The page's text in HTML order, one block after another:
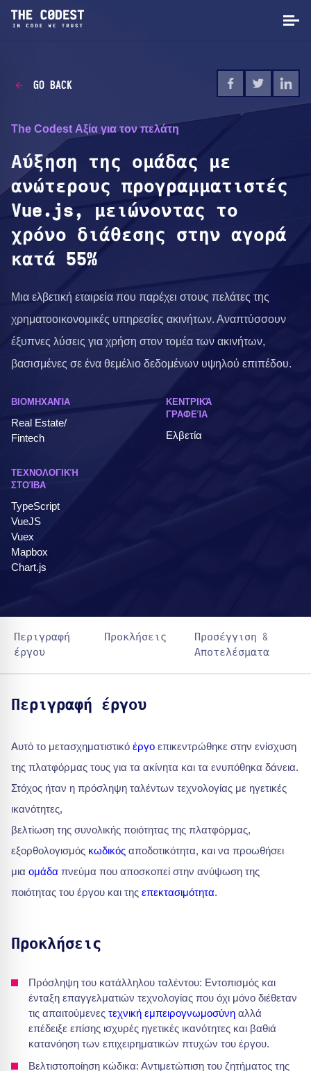
GO BACK
The Codest Αξία για τον πελάτη
Αύξηση της ομάδας με
ανώτερους προγραμματιστές
Vue.js, μειώνοντας το
χρόνο διάθεσης στην αγορά
κατά 55%
Μια ελβετική εταιρεία που παρέχει στους πελάτες της
χρηματοοικονομικές υπηρεσίες ακινήτων. Αναπτύσσουν
έξυπνες λύσεις για χρήση στον τομέα των ακινήτων,
βασισμένες σε ένα θεμέλιο δεδομένων υψηλού επιπέδου.
ΒΙΟΜΗΧΑΝΊΑ
Real Estate/
Fintech
ΚΕΝΤΡΙΚΆ
ΓΡΑΦΕΊΑ
Ελβετία
ΤΕΧΝΟΛΟΓΙΚΉ
ΣΤΟΊΒΑ
TypeScript
VueJS
Vuex
Mapbox
Chart.js
Περιγραφή
έργου
Προκλήσεις
Προσέγγιση &
Αποτελέσματα
Περιγραφή έργου
Αυτό το μετασχηματιστικό έργο επικεντρώθηκε στην ενίσχυση
της πλατφόρμας τους για τα ακίνητα και τα ενυπόθηκα δάνεια.
Στόχος ήταν η πρόσληψη ταλέντων τεχνολογίας με ηγετικές
ικανότητες,
βελτίωση της συνολικής ποιότητας της πλατφόρμας,
εξορθολογισμός κωδικός αποδοτικότητα, και να προωθήσει
μια ομάδα πνεύμα που αποσκοπεί στην ανύψωση της
ποιότητας του έργου και της επεκτασιμότητα.
Προκλήσεις
Πρόσληψη του κατάλληλου ταλέντου: Εντοπισμός και
ένταξη επαγγελματιών τεχνολογίας που όχι μόνο διέθεταν
τις απαιτούμενες τεχνική εμπειρογνωμοσύνη αλλά
επέδειξε επίσης ισχυρές ηγετικές ικανότητες και βαθιά
κατανόηση των επιχειρηματικών πτυχών του έργου.
Βελτιστοποίηση κώδικα: Αντιμετώπιση του ζητήματος της